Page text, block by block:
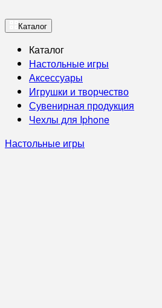
Каталог
Каталог
Настольные игры
Аксессуары
Игрушки и творчество
Сувенирная продукция
Чехлы для Iphone
Настольные игры